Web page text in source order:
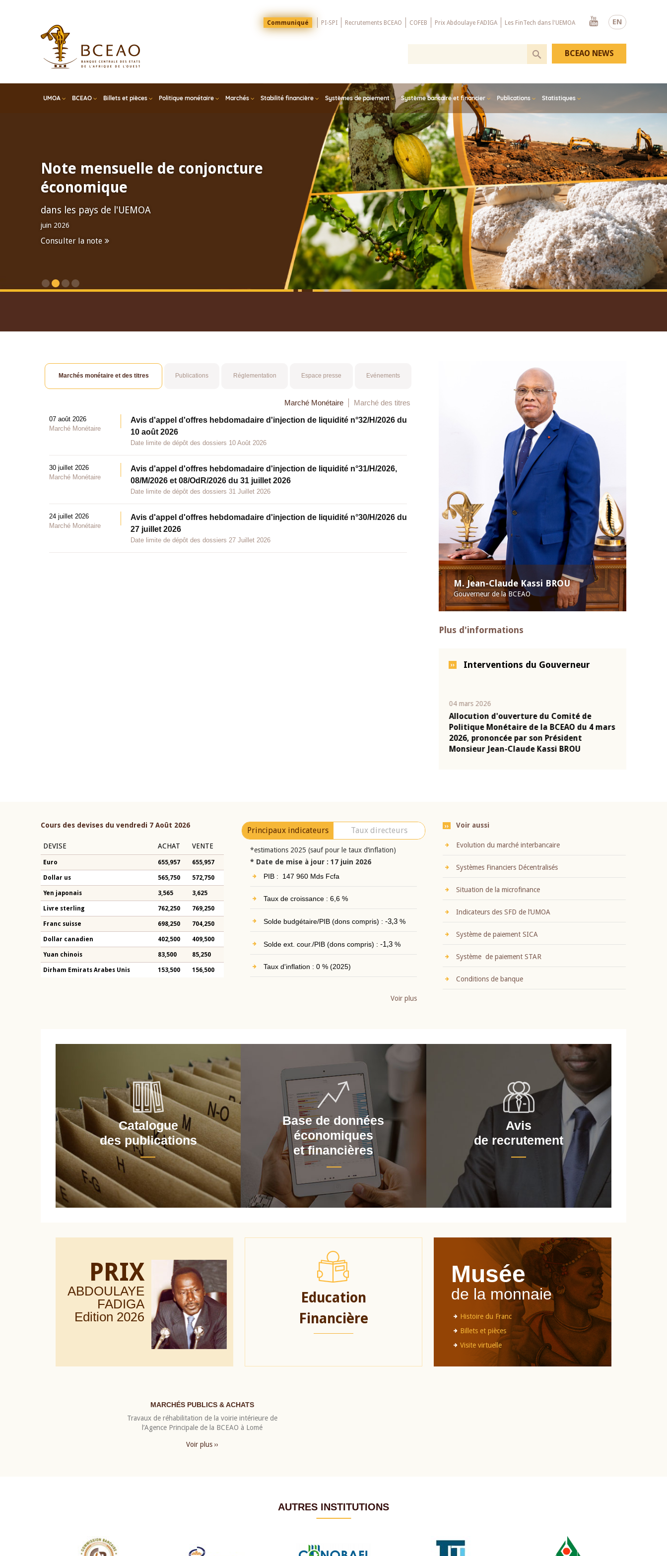
EN
Menu
Top
Communiqué PI-SPI Recrutements BCEAO COFEB Prix Abdoulaye FADIGA Les FinTech dans l'UEMOA
Youtube
UMOA BCEAO Billets et pièces Politique monétaire Marchés Stabilité financière Systèmes de paiement Système bancaire et financier Publications Statistiques
BCEAO NEWS
Note mensuelle de conjoncture
économique
dans les pays de l'UEMOA
juin 2026
Consulter la note
M. Jean-Claude Kassi BROU
Gouverneur de la BCEAO
Plus d'informations
Interventions du Gouverneur
04 mars 2026
Allocution d'ouverture du Comité de
Politique Monétaire de la BCEAO du 4 mars
2026, prononcée par son Président
Monsieur Jean-Claude Kassi BROU
Marchés monétaire et des titres Publications Réglementation Espace presse Evénements
Marché Monétaire Marché des titres
07 août 2026
Marché Monétaire
Avis d'appel d'offres hebdomadaire d'injection de liquidité n°32/H/2026 du
10 août 2026
Date limite de dépôt des dossiers 10 Août 2026
30 juillet 2026
Marché Monétaire
Avis d'appel d'offres hebdomadaire d'injection de liquidité n°31/H/2026,
08/M/2026 et 08/OdR/2026 du 31 juillet 2026
Date limite de dépôt des dossiers 31 Juillet 2026
24 juillet 2026
Marché Monétaire
Avis d'appel d'offres hebdomadaire d'injection de liquidité n°30/H/2026 du
27 juillet 2026
Date limite de dépôt des dossiers 27 Juillet 2026
Cours des devises du vendredi 7 Août 2026
DEVISE ACHAT VENTE
Euro 655,957 655,957
Dollar us 565,750 572,750
Yen japonais 3,565 3,625
Livre sterling 762,250 769,250
Franc suisse 698,250 704,250
Dollar canadien 402,500 409,500
Yuan chinois 83,500 85,250
Dirham Emirats Arabes Unis 153,500 156,500
Principaux indicateurs Taux directeurs
*estimations 2025 (sauf pour le taux d’inflation)
* Date de mise à jour : 17 juin 2026
PIB : 147 960 Mds Fcfa
Taux de croissance : 6,6 %
Solde budgétaire/PIB (dons compris) : -3,3%
Solde ext. cour./PIB (dons compris) : -1,3%
Taux d'inflation : 0 % (2025)
Voir plus
Voir aussi
Evolution du marché interbancaire
Systèmes Financiers Décentralisés
Situation de la microfinance
Indicateurs des SFD de l’UMOA
Système de paiement SICA
Système de paiement STAR
Conditions de banque
Catalogue
des publications
Base de données
économiques
et financières
Avis
de recrutement
PRIX
ABDOULAYE
FADIGA
Edition 2026
Education
Financière
Musée
de la monnaie
Histoire du Franc
Billets et pièces
Visite virtuelle
MARCHÉS PUBLICS & ACHATS
Travaux de réhabilitation de la voirie intérieure de
l’Agence Principale de la BCEAO à Lomé
Voir plus ››
AUTRES INSTITUTIONS